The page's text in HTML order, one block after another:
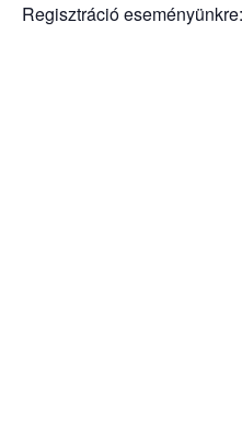
Regisztráció eseményünkre: